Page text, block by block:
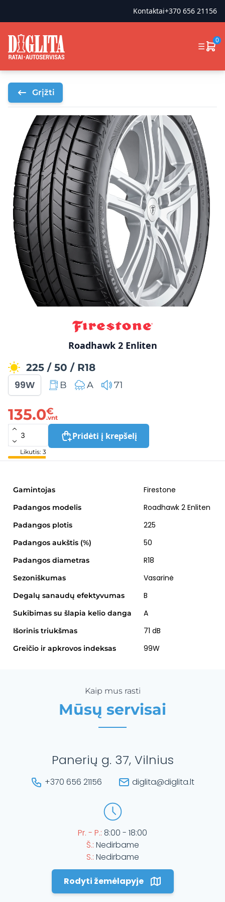
Kontaktai+370 656 21156
☰
0
Grįžti
Roadhawk 2 Enliten
225 / 50 / R18
99W B A 71
135.0€
.vnt
Pridėti į krepšelį
Likutis: 3
Gamintojas Firestone
Padangos modelis Roadhawk 2 Enliten
Padangos plotis 225
Padangos aukštis (%) 50
Padangos diametras R18
Sezoniškumas Vasarinė
Degalų sanaudų efektyvumas B
Sukibimas su šlapia kelio danga A
Išorinis triukšmas 71 dB
Greičio ir apkrovos indeksas 99W
Kaip mus rasti
Mūsų servisai
Panerių g. 37, Vilnius
+370 656 21156 diglita@diglita.lt
Pr. - P.: 8:00 - 18:00
Š.: Nedirbame
S.: Nedirbame
Rodyti žemėlapyje